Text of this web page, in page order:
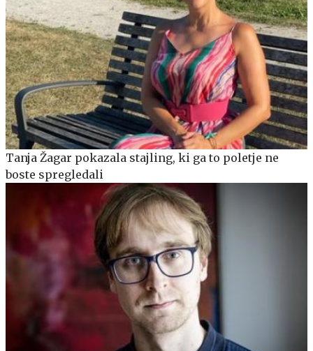
Tanja Žagar pokazala stajling, ki ga to poletje ne
boste spregledali